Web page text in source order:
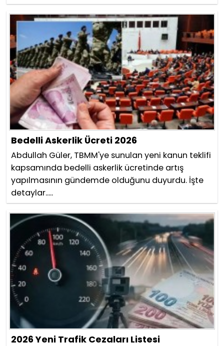
Bedelli Askerlik Ücreti 2026
Abdullah Güler, TBMM'ye sunulan yeni kanun teklifi
kapsamında bedelli askerlik ücretinde artış
yapılmasının gündemde olduğunu duyurdu. İşte
detaylar.....
2026 Yeni Trafik Cezaları Listesi